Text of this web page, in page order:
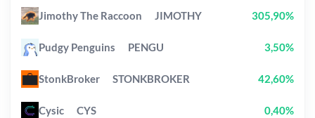
Jimothy The Raccoon JIMOTHY 305,90%
Pudgy Penguins PENGU 3,50%
StonkBroker STONKBROKER 42,60%
Cysic CYS 0,40%